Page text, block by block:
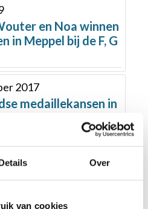
Over
van cookies
en Noa winnen
in Meppel bij de F, G
2017
medaillekansen in
NK’s jeugd dit
online